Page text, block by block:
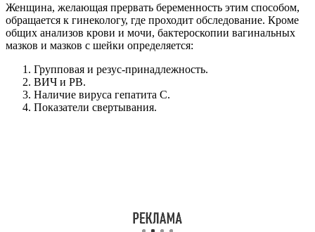
Женщина, желающая прервать беременность этим способом,
обращается к гинекологу, где проходит обследование. Кроме
общих анализов крови и мочи, бактероскопии вагинальных
мазков и мазков с шейки определяется:
Групповая и резус-принадлежность.
ВИЧ и РВ.
Наличие вируса гепатита С.
Показатели свертывания.